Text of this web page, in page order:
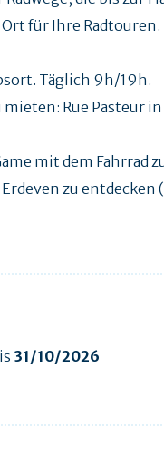
für Ihre Radtouren.
Täglich 9h/19h.
Rue Pasteur
mit dem Fahrrad
zu
31/10/2026